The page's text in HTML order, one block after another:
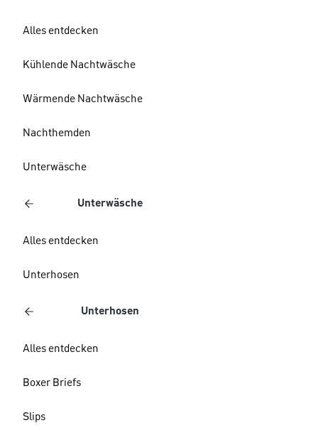
Alles entdecken
Kühlende Nachtwäsche
Wärmende Nachtwäsche
Nachthemden
Unterwäsche
Unterwäsche
Alles entdecken
Unterhosen
Unterhosen
Alles entdecken
Boxer Briefs
Slips